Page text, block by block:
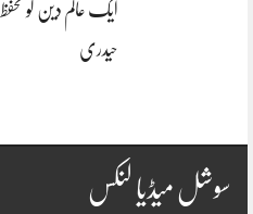
ایک عالم دین کو تحفظ
حیدری
سوشل میڈیا لنکس